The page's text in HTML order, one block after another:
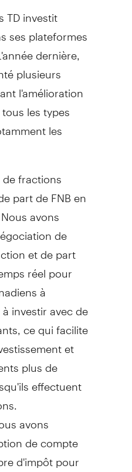
TD investit
ses plateformes
dernière,
plusieurs
l'amélioration
les types
les
fractions
part de FNB en
avons
de
et de part
réel pour
à
investir avec de
ce qui facilite
et
plus de
effectuent
avons
de compte
d'impôt pour